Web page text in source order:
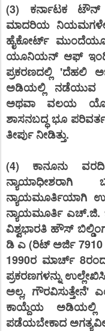
(3) ಕರ್ನಾಟಕ ಟೌನ್
ಮಾದರಿಯ ನಿಯಮಗಳೇ
ಹೈಕೋರ್ಟ್
ಯೂನಿಯನ್ ಆಫ್
ಪ್ರಕರಣದಲ್ಲಿ 'ದೆಹಲಿ
ಅಡಿಯಲ್ಲಿ ನಡೆಯುವ
ಅಥವಾ ವಲಯ
ಶಾಸನಬದ್ಧ ಭೂ
ತೀರ್ಪು ನೀಡಿತ್ತು.
(4) ಕಾನೂನು
ನ್ಯಾಯಮೂರ್ತಿಯಾಗಿ
ನ್ಯಾಯಮೂರ್ತಿ ಎಚ್.ಜಿ.
ವಿಶ್ವಭಾರತಿ ಹೌಸ್
ಡಿ ಎ (ರಿಟ್ ಅರ್ಜಿ 7910
1990ರ ಮಾರ್ಚ್
ಪ್ರಕರಣಗಳನ್ನು
ಅಲ್ಲ, ಗೌರವಿಸುತ್ತೇನೆ'
ಕಾಯ್ದೆಯ ಅಡಿಯಲ್ಲಿ
ಪಡೆಯಬೇಕಾದ